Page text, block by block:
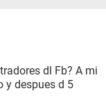
dl Fb? A mi
y despues d 5